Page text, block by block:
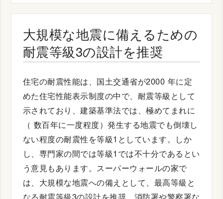
大規模な地震に備えるための
耐震等級3の設計を推奨
住宅の耐震性能は、国土交通省が2000 年に定
めた住宅性能表示制度の中で、耐震等級として
示されており、建築基準法では、極めてまれに
（ 数百年に一度程度）発生する地震でも倒壊し
ない程度の耐震性を等級1としています。しか
し、専門家の間では等級1では不十分であるとい
う意見もあります。スーパーウォールの家で
は、大規模な地震への備えとして、最高等級と
なる耐震等級3の設計を推奨。消防署や警察署な